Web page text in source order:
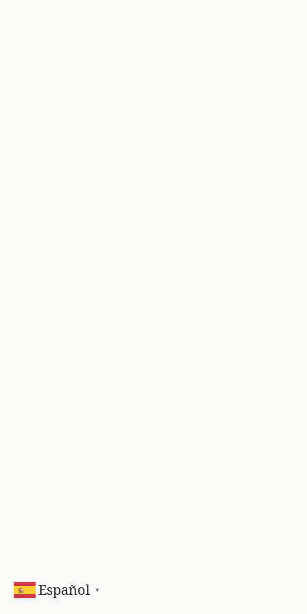
Español ▼